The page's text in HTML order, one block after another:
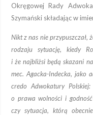
Okręgowej Rady
Szymański składając w
Nikt z nas nie przypuszczał,
rodzaju sytuację, kiedy
i że najbliżsi będą skazani
mec. Agacka-Indecka, jako
credo Adwokatury
o prawa wolności i
czy sytuacja, którą